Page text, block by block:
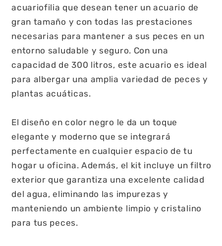
acuariofilia que desean tener un acuario de
gran tamaño y con todas las prestaciones
necesarias para mantener a sus peces en un
entorno saludable y seguro. Con una
capacidad de 300 litros, este acuario es ideal
para albergar una amplia variedad de peces y
plantas acuáticas.
El diseño en color negro le da un toque
elegante y moderno que se integrará
perfectamente en cualquier espacio de tu
hogar u oficina. Además, el kit incluye un filtro
exterior que garantiza una excelente calidad
del agua, eliminando las impurezas y
manteniendo un ambiente limpio y cristalino
para tus peces.